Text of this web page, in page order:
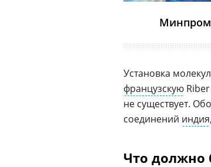
Установка
французскую
не существует.
соединений индия
Что должно